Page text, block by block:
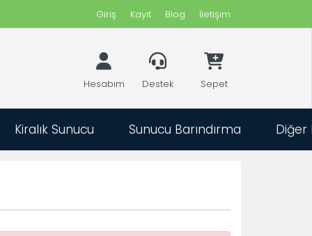
İletişim
Blog
Kayıt
Giriş
Hesabım Destek Sepet
Kiralık Sunucu Sunucu Barındırma Diğer
?